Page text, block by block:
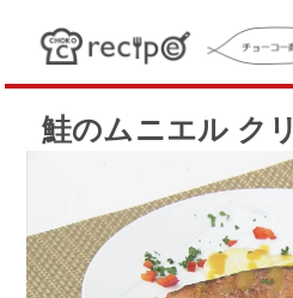
鮭のムニエル ク